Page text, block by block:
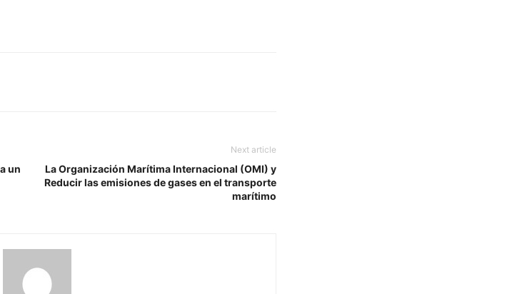
un
Next article
La Organización Marítima Internacional (OMI) y
Reducir las emisiones de gases en el transporte
marítimo